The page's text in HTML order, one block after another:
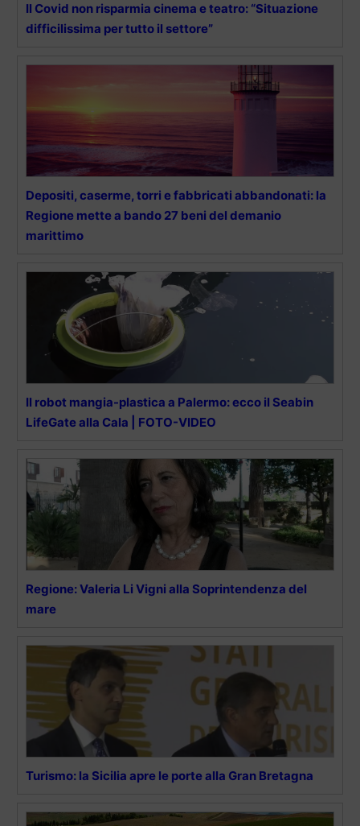
Il Covid non risparmia cinema e teatro: “Situazione
difficilissima per tutto il settore”
Depositi, caserme, torri e fabbricati abbandonati: la
Regione mette a bando 27 beni del demanio
marittimo
Il robot mangia-plastica a Palermo: ecco il Seabin
LifeGate alla Cala | FOTO-VIDEO
Regione: Valeria Li Vigni alla Soprintendenza del
mare
Turismo: la Sicilia apre le porte alla Gran Bretagna